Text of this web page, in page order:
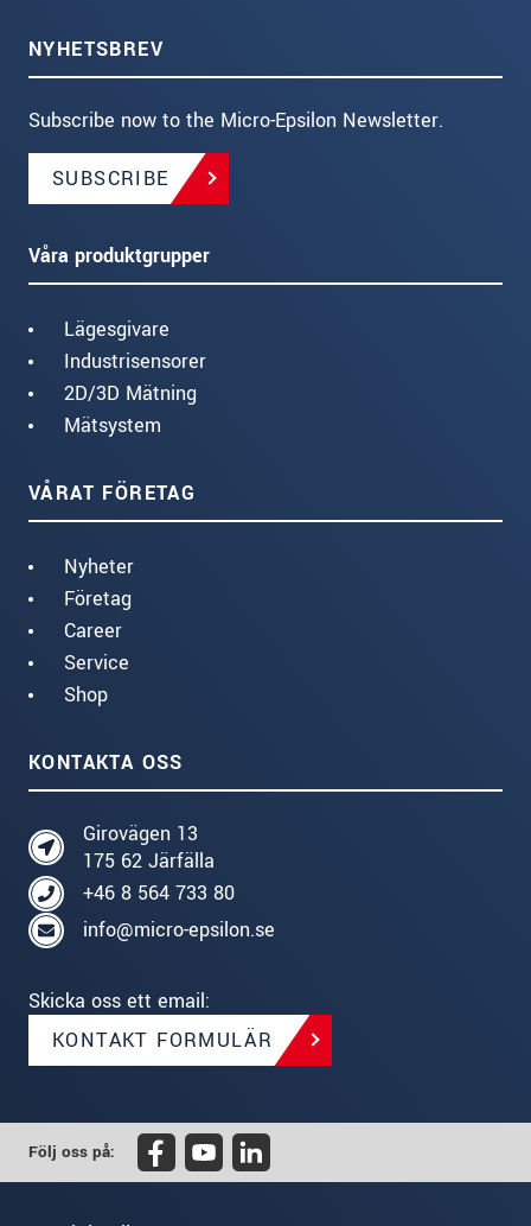
NYHETSBREV
Subscribe now to the Micro-Epsilon Newsletter.
SUBSCRIBE
Våra produktgrupper
Lägesgivare
Industrisensorer
2D/3D Mätning
Mätsystem
VÅRAT FÖRETAG
Nyheter
Företag
Career
Service
Shop
KONTAKTA OSS
Girovägen 13
175 62 Järfälla
+46 8 564 733 80
info@micro-epsilon.se
Skicka oss ett email:
KONTAKT FORMULÄR
Följ oss på: